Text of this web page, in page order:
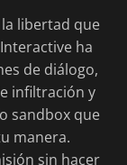
libertad que
ha
de diálogo,
infiltración y
sandbox que
manera.
sin hacer